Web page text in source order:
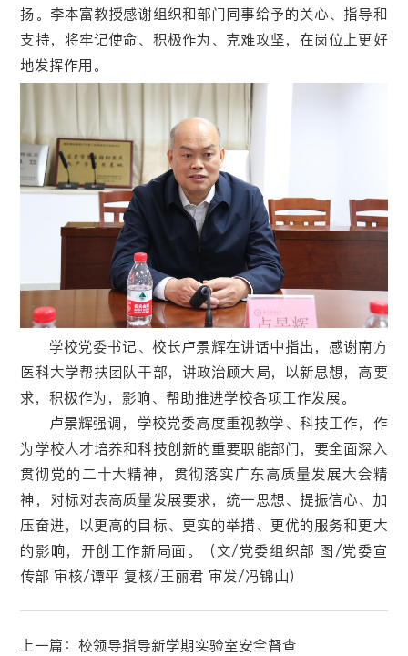
扬。李本富教授感谢组织和部门同事给予的关心、指导和
支持，将牢记使命、积极作为、克难攻坚，在岗位上更好
地发挥作用。
学校党委书记、校长卢景辉在讲话中指出，感谢南方
医科大学帮扶团队干部，讲政治顾大局，以新思想，高要
求，积极作为，影响、帮助推进学校各项工作发展。
卢景辉强调，学校党委高度重视教学、科技工作，作
为学校人才培养和科技创新的重要职能部门，要全面深入
贯彻党的二十大精神，贯彻落实广东高质量发展大会精
神，对标对表高质量发展要求，统一思想、提振信心、加
压奋进，以更高的目标、更实的举措、更优的服务和更大
的影响，开创工作新局面。（文/党委组织部 图/党委宣
传部 审核/谭平 复核/王丽君 审发/冯锦山）
上一篇：校领导指导新学期实验室安全督查